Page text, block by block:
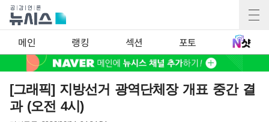
메인 랭킹 섹션 포토
[그래픽] 지방선거 광역단체장 개표 중간 결
과 (오전 4시)